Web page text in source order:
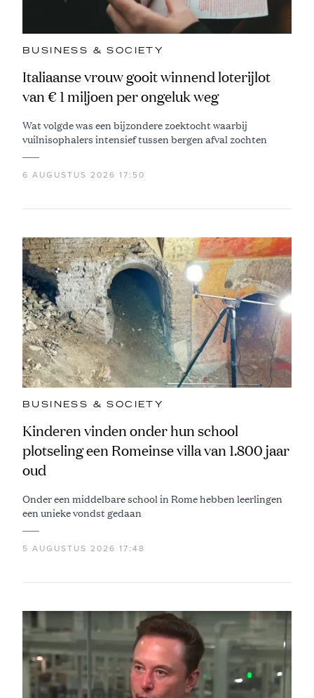
BUSINESS & SOCIETY
Italiaanse vrouw gooit winnend loterijlot
van € 1 miljoen per ongeluk weg
Wat volgde was een bijzondere zoektocht waarbij
vuilnisophalers intensief tussen bergen afval zochten
6 AUGUSTUS 2026 17:50
BUSINESS & SOCIETY
Kinderen vinden onder hun school
plotseling een Romeinse villa van 1.800 jaar
oud
Onder een middelbare school in Rome hebben leerlingen
een unieke vondst gedaan
5 AUGUSTUS 2026 17:48